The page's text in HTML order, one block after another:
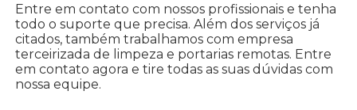
Entre em contato com nossos profissionais e tenha
todo o suporte que precisa. Além dos serviços já
citados, também trabalhamos com empresa
terceirizada de limpeza e portarias remotas. Entre
em contato agora e tire todas as suas dúvidas com
nossa equipe.